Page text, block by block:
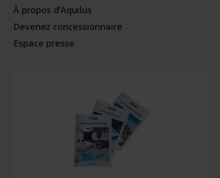
À propos d’Aquilus
Devenez concessionnaire
Espace presse